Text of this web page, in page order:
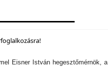
Eisner István hegesztőmérnök,